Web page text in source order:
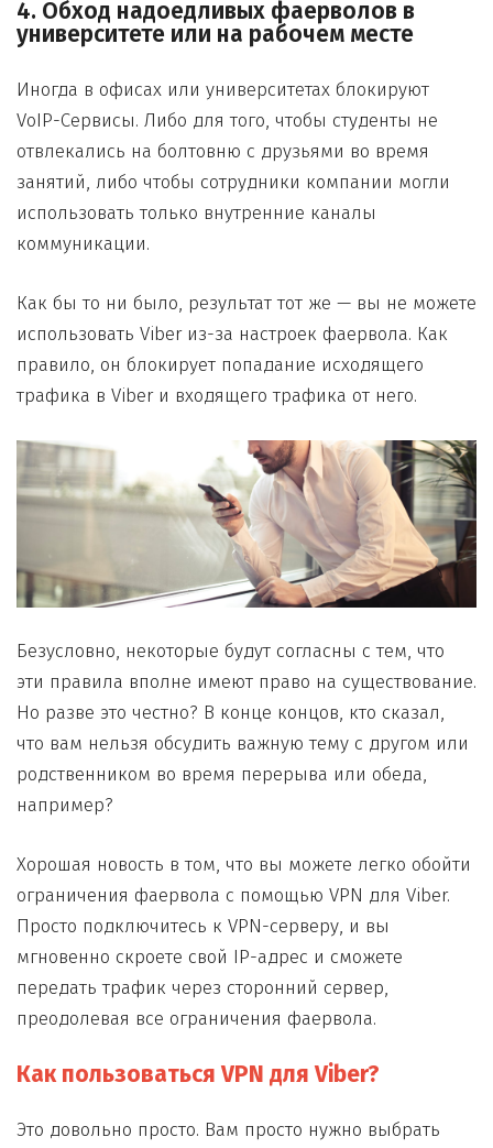
4. Обход надоедливых фаерволов в
университете или на рабочем месте
Иногда в офисах или университетах блокируют
VoIP-Сервисы. Либо для того, чтобы студенты не
отвлекались на болтовню с друзьями во время
занятий, либо чтобы сотрудники компании могли
использовать только внутренние каналы
коммуникации.
Как бы то ни было, результат тот же — вы не можете
использовать Viber из-за настроек фаервола. Как
правило, он блокирует попадание исходящего
трафика в Viber и входящего трафика от него.
Безусловно, некоторые будут согласны с тем, что
эти правила вполне имеют право на существование.
Но разве это честно? В конце концов, кто сказал,
что вам нельзя обсудить важную тему с другом или
родственником во время перерыва или обеда,
например?
Хорошая новость в том, что вы можете легко обойти
ограничения фаервола с помощью VPN для Viber.
Просто подключитесь к VPN-серверу, и вы
мгновенно скроете свой IP-адрес и сможете
передать трафик через сторонний сервер,
преодолевая все ограничения фаервола.
Как пользоваться VPN для Viber?
Это довольно просто. Вам просто нужно выбрать